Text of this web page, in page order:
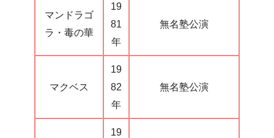
マンドラゴ
ラ・毒の華
19
81
年
無名塾公演
マクベス
19
82
年
無名塾公演
19